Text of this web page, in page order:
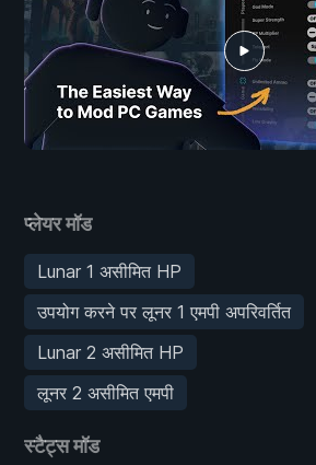
प्लेयर मॉड
Lunar 1 असीमित HP
उपयोग करने पर लूनर 1 एमपी अपरिवर्तित
Lunar 2 असीमित HP
लूनर 2 असीमित एमपी
स्टैट्स मॉड